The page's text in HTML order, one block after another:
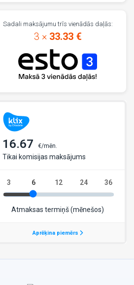
Sadali maksājumu trīs vienādās daļās:
3 × 33.33 €